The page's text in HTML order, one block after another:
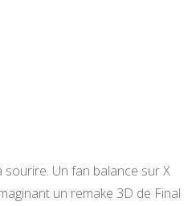
sourire. Un fan balance sur X
un remake 3D de Final